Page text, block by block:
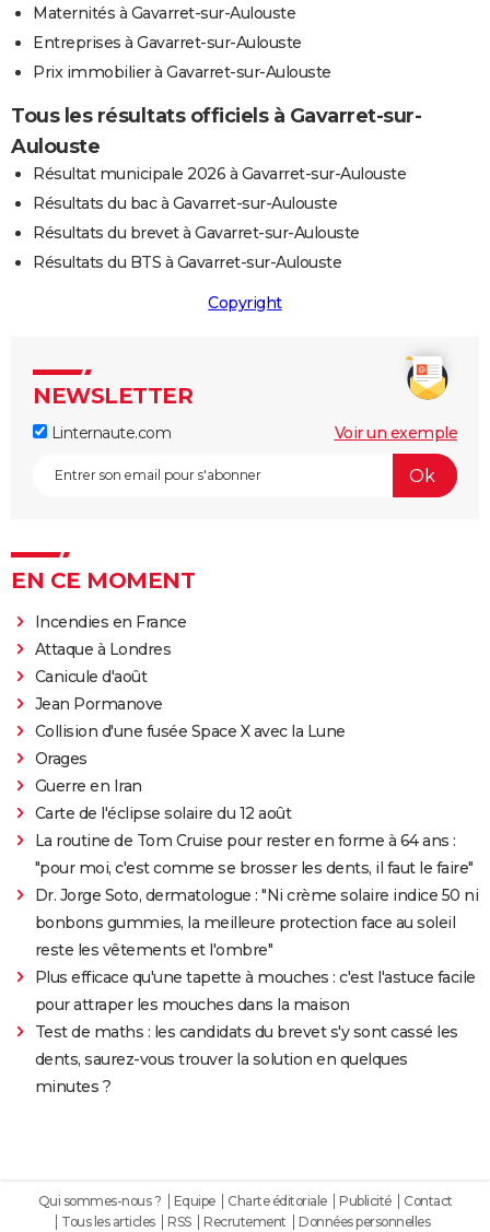
Maternités à Gavarret-sur-Aulouste
Entreprises à Gavarret-sur-Aulouste
Prix immobilier à Gavarret-sur-Aulouste
Tous les résultats officiels à Gavarret-sur-
Aulouste
Résultat municipale 2026 à Gavarret-sur-Aulouste
Résultats du bac à Gavarret-sur-Aulouste
Résultats du brevet à Gavarret-sur-Aulouste
Résultats du BTS à Gavarret-sur-Aulouste
Copyright
NEWSLETTER
Linternaute.com Voir un exemple
EN CE MOMENT
Incendies en France
Attaque à Londres
Canicule d'août
Jean Pormanove
Collision d'une fusée Space X avec la Lune
Orages
Guerre en Iran
Carte de l'éclipse solaire du 12 août
La routine de Tom Cruise pour rester en forme à 64 ans :
"pour moi, c'est comme se brosser les dents, il faut le faire"
Dr. Jorge Soto, dermatologue : "Ni crème solaire indice 50 ni
bonbons gummies, la meilleure protection face au soleil
reste les vêtements et l'ombre"
Plus efficace qu'une tapette à mouches : c'est l'astuce facile
pour attraper les mouches dans la maison
Test de maths : les candidats du brevet s'y sont cassé les
dents, saurez-vous trouver la solution en quelques
minutes ?
Qui sommes-nous ? Equipe Charte éditoriale Publicité
Contact
Tous les articles
RSS Recrutement Données personnelles